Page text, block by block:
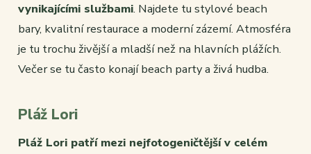
vynikajícími službami. Najdete tu stylové beach
bary, kvalitní restaurace a moderní zázemí. Atmosféra
je tu trochu živější a mladší než na hlavních plážích.
Večer se tu často konají beach party a živá hudba.
Pláž Lori
Pláž Lori patří mezi nejfotogeničtější v celém